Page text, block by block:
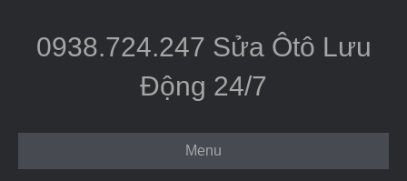
0938.724.247 Sửa Ôtô Lưu
Động 24/7
Menu